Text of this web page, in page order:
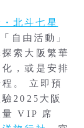
北斗七星
自由活動」
索大阪繁華
，或是安排
。 立即預
2025大阪
量 VIP 席